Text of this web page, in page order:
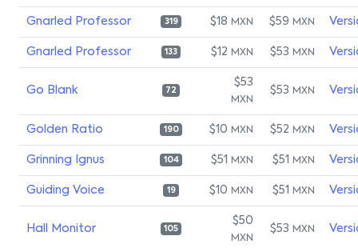
Gnarled Professor 319 $18 MXN $59 MXN
Gnarled Professor 133 $12 MXN $53 MXN
Go Blank 72
$53
MXN
$53 MXN
Golden Ratio 190 $10 MXN $52 MXN
Grinning Ignus 104 $51 MXN $51 MXN
Guiding Voice 19 $10 MXN $51 MXN
Hall Monitor 105
$50
MXN
$53 MXN